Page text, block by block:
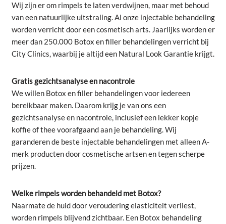
Wij zijn er om rimpels te laten verdwijnen, maar met behoud
van een natuurlijke uitstraling. Al onze injectable behandeling
worden verricht door een cosmetisch arts. Jaarlijks worden er
meer dan 250.000 Botox en filler behandelingen verricht bij
City Clinics, waarbij je altijd een Natural Look Garantie krijgt.
Gratis gezichtsanalyse en nacontrole
We willen Botox en filler behandelingen voor iedereen
bereikbaar maken. Daarom krijg je van ons een
gezichtsanalyse en nacontrole, inclusief een lekker kopje
koffie of thee voorafgaand aan je behandeling. Wij
garanderen de beste injectable behandelingen met alleen A-
merk producten door cosmetische artsen en tegen scherpe
prijzen.
Welke rimpels worden behandeld met Botox?
Naarmate de huid door veroudering elasticiteit verliest,
worden rimpels blijvend zichtbaar. Een Botox behandeling